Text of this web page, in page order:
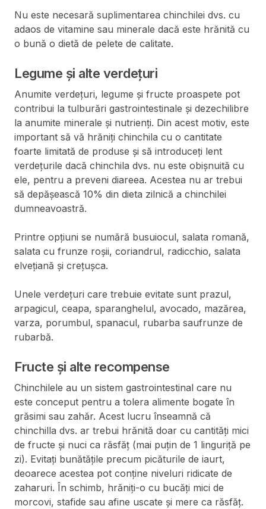
Nu este necesară suplimentarea chinchilei dvs. cu
adaos de vitamine sau minerale dacă este hrănită cu
o bună o dietă de pelete de calitate.
Legume și alte verdețuri
Anumite verdețuri, legume și fructe proaspete pot
contribui la tulburări gastrointestinale și dezechilibre
la anumite minerale și nutrienți. Din acest motiv, este
important să vă hrăniți chinchila cu o cantitate
foarte limitată de produse și să introduceți lent
verdețurile dacă chinchila dvs. nu este obișnuită cu
ele, pentru a preveni diareea. Acestea nu ar trebui
să depășească 10% din dieta zilnică a chinchilei
dumneavoastră.
Printre opțiuni se numără busuiocul, salata romană,
salata cu frunze roșii, coriandrul, radicchio, salata
elvețiană și crețușca.
Unele verdețuri care trebuie evitate sunt prazul,
arpagicul, ceapa, sparanghelul, avocado, mazărea,
varza, porumbul, spanacul, rubarba saufrunze de
rubarbă.
Fructe și alte recompense
Chinchilele au un sistem gastrointestinal care nu
este conceput pentru a tolera alimente bogate în
grăsimi sau zahăr. Acest lucru înseamnă că
chinchilla dvs. ar trebui hrănită doar cu cantități mici
de fructe și nuci ca răsfăț (mai puțin de 1 linguriță pe
zi). Evitați bunătățile precum picăturile de iaurt,
deoarece acestea pot conține niveluri ridicate de
zaharuri. În schimb, hrăniți-o cu bucăți mici de
morcovi, stafide sau afine uscate și mere ca răsfăț.